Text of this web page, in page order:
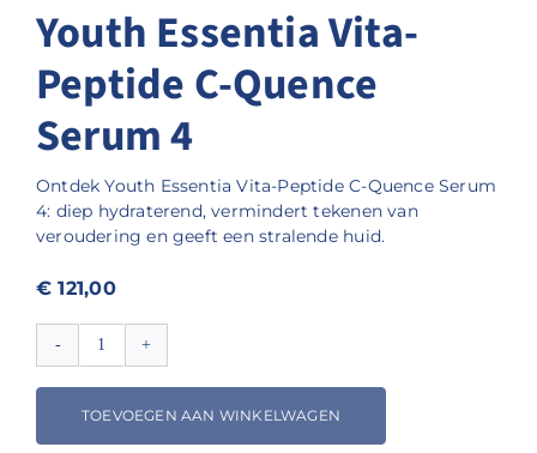
Youth Essentia Vita-
Peptide C-Quence
Serum 4
Ontdek Youth Essentia Vita-Peptide C-Quence Serum
4: diep hydraterend, vermindert tekenen van
veroudering en geeft een stralende huid.
€ 121,00
Youth
Vita-
TOEVOEGEN AAN WINKELWAGEN